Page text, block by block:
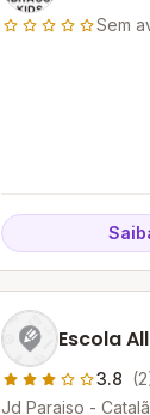
Sem
Escola
3.8
Jd Paraiso -